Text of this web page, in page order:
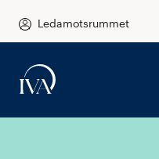
Ledamotsrummet